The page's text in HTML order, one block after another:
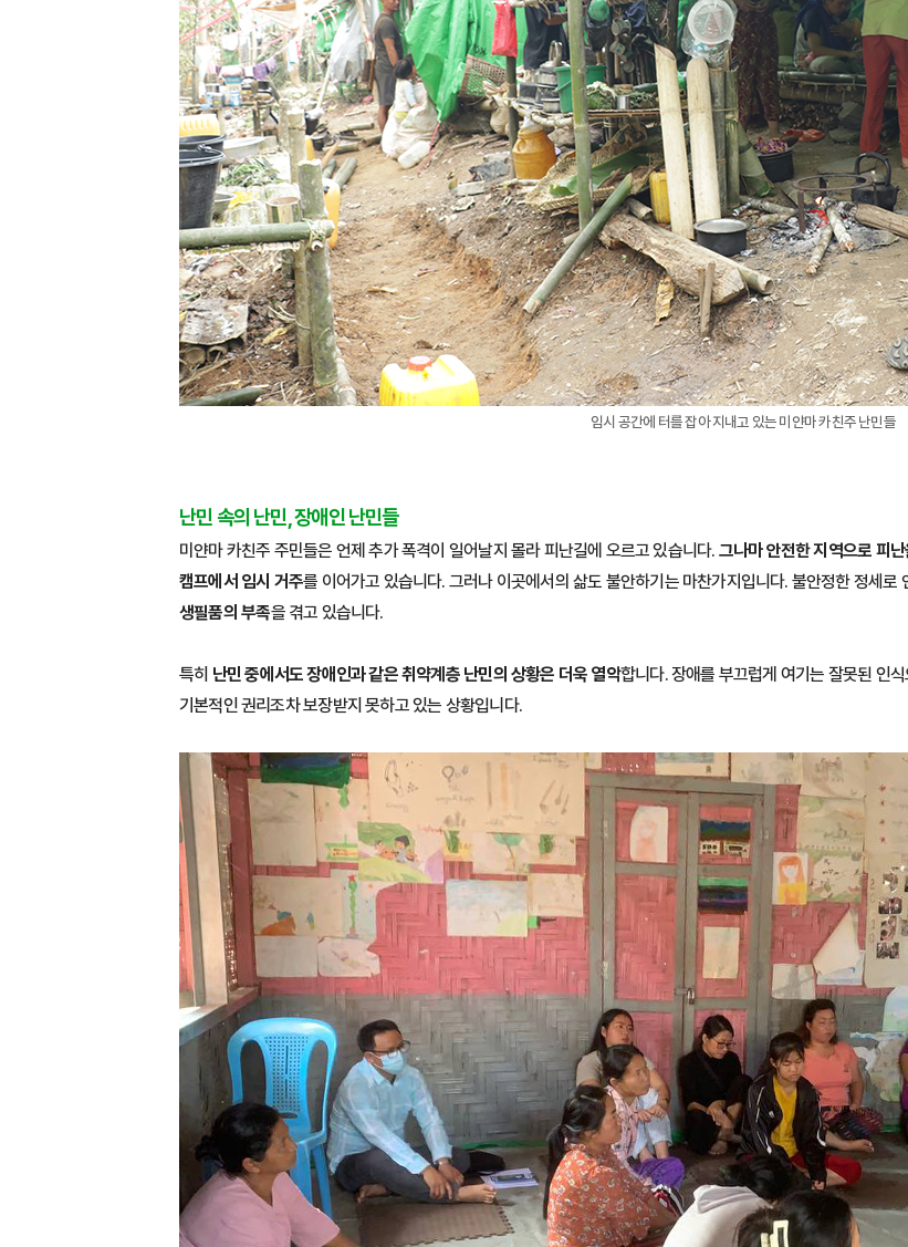
임시 공간에 터를 잡아 지내고 있는 미얀마 카친주 난민들
난민 속의 난민, 장애인 난민들
미얀마 카친주 주민들은 언제 추가 폭격이 일어날지 몰라 피난길에 오르고 있습니다. 그나마 안전한 지역으로 피
캠프에서 임시 거주를 이어가고 있습니다. 그러나 이곳에서의 삶도 불안하기는 마찬가지입니다. 불안정한 정세로
생필품의 부족을 겪고 있습니다.
특히 난민 중에서도 장애인과 같은 취약계층 난민의 상황은 더욱 열악합니다. 장애를 부끄럽게 여기는 잘못된 인
기본적인 권리조차 보장받지 못하고 있는 상황입니다.